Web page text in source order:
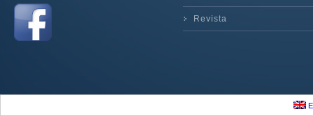
Revista